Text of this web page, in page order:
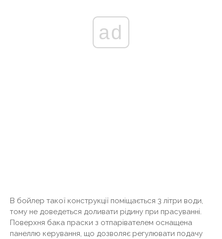
ad
В бойлер такої конструкції поміщається 3 літри води,
тому не доведеться доливати рідину при прасуванні.
Поверхня бака праски з отпарівателем оснащена
панеллю керування, що дозволяє регулювати подачу